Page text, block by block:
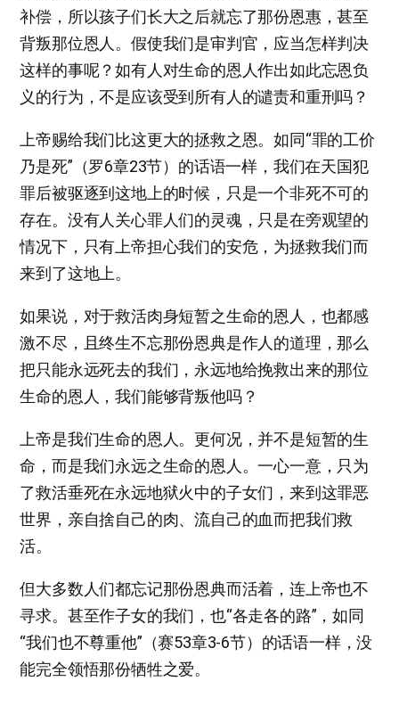
补偿，所以孩子们长大之后就忘了那份恩惠，甚至
背叛那位恩人。假使我们是审判官，应当怎样判决
这样的事呢？如有人对生命的恩人作出如此忘恩负
义的行为，不是应该受到所有人的谴责和重刑吗？
上帝赐给我们比这更大的拯救之恩。如同“罪的工价
乃是死”（罗6章23节）的话语一样，我们在天国犯
罪后被驱逐到这地上的时候，只是一个非死不可的
存在。没有人关心罪人们的灵魂，只是在旁观望的
情况下，只有上帝担心我们的安危，为拯救我们而
来到了这地上。
如果说，对于救活肉身短暂之生命的恩人，也都感
激不尽，且终生不忘那份恩典是作人的道理，那么
把只能永远死去的我们，永远地给挽救出来的那位
生命的恩人，我们能够背叛他吗？
上帝是我们生命的恩人。更何况，并不是短暂的生
命，而是我们永远之生命的恩人。一心一意，只为
了救活垂死在永远地狱火中的子女们，来到这罪恶
世界，亲自捨自己的肉、流自己的血而把我们救
活。
但大多数人们都忘记那份恩典而活着，连上帝也不
寻求。甚至作子女的我们，也“各走各的路”，如同
“我们也不尊重他”（赛53章3-6节）的话语一样，没
能完全领悟那份牺牲之爱。